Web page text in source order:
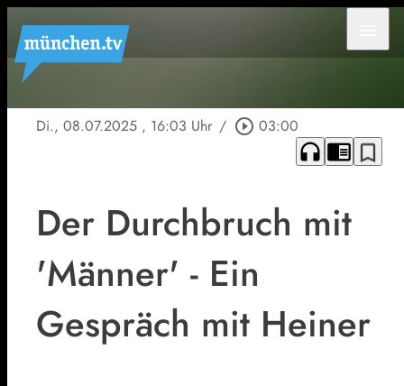
Di., 08.07.2025 , 16:03 Uhr / play_circle_outline 03:00
headphones chrome_reader_mode bookmark_border
Der Durchbruch mit
'Männer' - Ein
Gespräch mit Heiner